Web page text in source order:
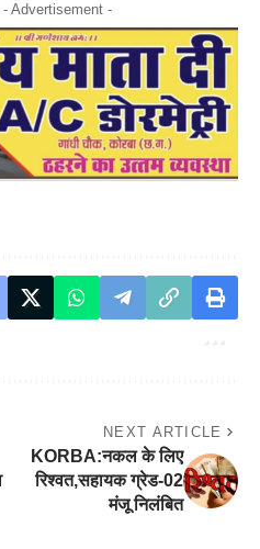
- Advertisement -
NEXT ARTICLE
KORBA:नकल के लिए
रिश्वत,सहायक ग्रेड-02
मंजू निलंबित